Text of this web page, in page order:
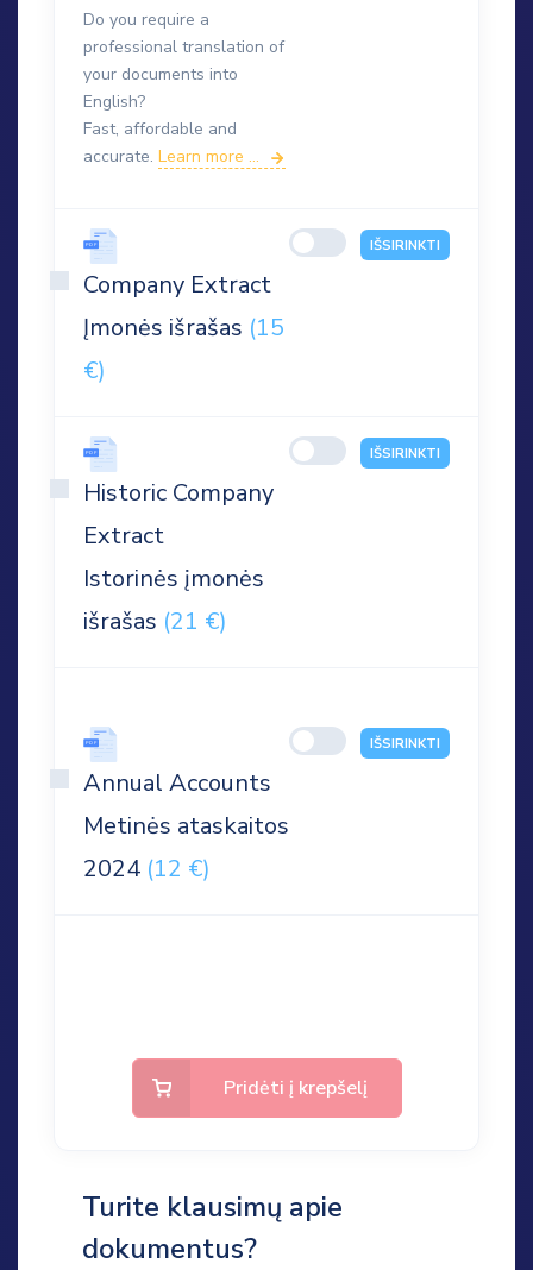
Do you require a
professional translation of
your documents into
English?
Fast, affordable and
accurate. Learn more ...
Company Extract
Įmonės išrašas (15
€)
IŠSIRINKTI
Historic Company
Extract
Istorinės įmonės
išrašas (21 €)
IŠSIRINKTI
Annual Accounts
Metinės ataskaitos
2024 (12 €)
IŠSIRINKTI
Pridėti į krepšelį
Turite klausimų apie
dokumentus?